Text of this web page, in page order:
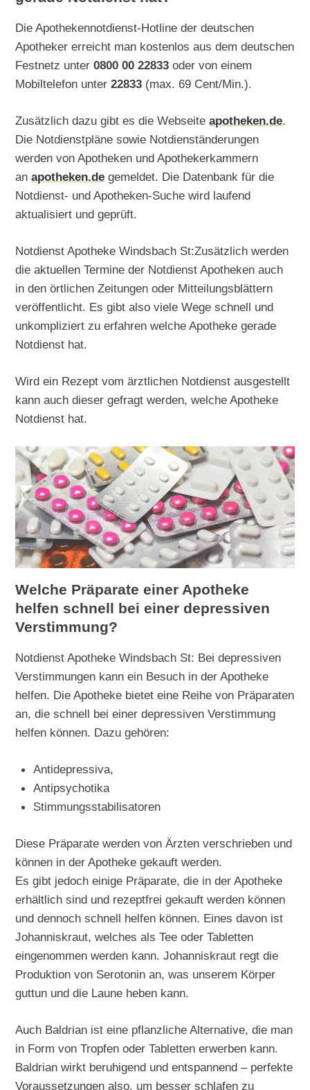
Die Apothekennotdienst-Hotline der deutschen
Apotheker erreicht man kostenlos aus dem deutschen
Festnetz unter0800 00 22833 oder von einem
Mobiltelefon unter22833 (max. 69 Cent/Min.).
Zusätzlich dazu gibt es die Webseiteapotheken.de.
Die Notdienstpläne sowie Notdienständerungen
werden von Apotheken und Apothekerkammern
anapotheken.de gemeldet. Die Datenbank für die
Notdienst- und Apotheken-Suche wird laufend
aktualisiert und geprüft.
Notdienst Apotheke Windsbach St:Zusätzlich werden
die aktuellen Termine der Notdienst Apotheken auch
in den örtlichen Zeitungen oder Mitteilungsblättern
veröffentlicht. Es gibt also viele Wege schnell und
unkompliziert zu erfahren welche Apotheke gerade
Notdienst hat.
Wird ein Rezept vom ärztlichen Notdienst ausgestellt
kann auch dieser gefragt werden, welche Apotheke
Notdienst hat.
Welche Präparate einer Apotheke
helfen schnell bei einer depressiven
Verstimmung?
Notdienst Apotheke Windsbach St: Bei depressiven
Verstimmungen kann ein Besuch in der Apotheke
helfen. Die Apotheke bietet eine Reihe von Präparaten
an, die schnell bei einer depressiven Verstimmung
helfen können. Dazu gehören:
Antidepressiva,
Antipsychotika
Stimmungsstabilisatoren
Diese Präparate werden von Ärzten verschrieben und
können in der Apotheke gekauft werden.
Es gibt jedoch einige Präparate, die in der Apotheke
erhältlich sind und rezeptfrei gekauft werden können
und dennoch schnell helfen können. Eines davon ist
Johanniskraut, welches als Tee oder Tabletten
eingenommen werden kann. Johanniskraut regt die
Produktion von Serotonin an, was unserem Körper
guttun und die Laune heben kann.
Auch Baldrian ist eine pflanzliche Alternative, die man
in Form von Tropfen oder Tabletten erwerben kann.
Baldrian wirkt beruhigend und entspannend – perfekte
Voraussetzungen also, um besser schlafen zu